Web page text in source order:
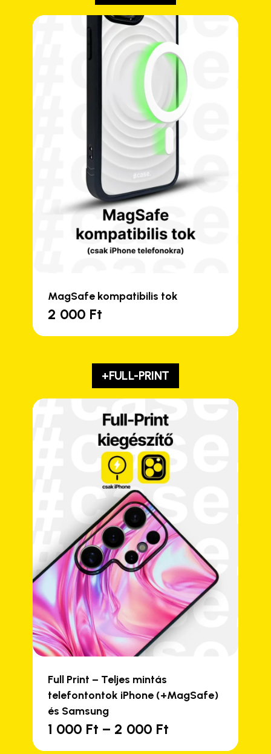
MagSafe kompatibilis tok
2 000 Ft
+FULL-PRINT
Full Print – Teljes mintás
telefontontok iPhone (+MagSafe)
és Samsung
1 000 Ft – 2 000 FtÁrtartomány:
Ennek